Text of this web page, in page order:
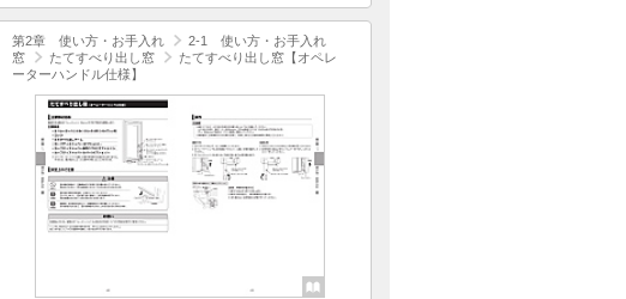
第2章 使い方・お手入れ
2-1 使い方・お手入れ
窓
たてすべり出し窓
たてすべり出し窓【オペレ
ーターハンドル仕様】